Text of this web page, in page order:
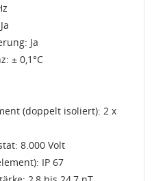
Ja
± 0,1°C
(doppelt isoliert): 2 x
8.000 Volt
IP 67